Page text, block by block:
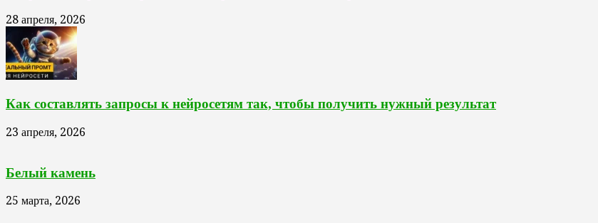
28 апреля, 2026
Как составлять запросы к нейросетям так, чтобы получить нужный результат
23 апреля, 2026
Белый камень
25 марта, 2026